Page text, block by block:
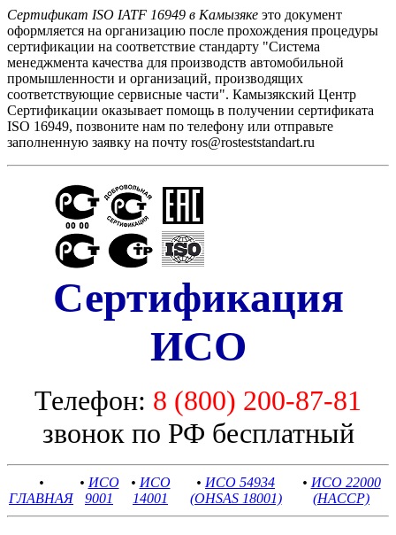
Сертификат ISO IATF 16949 в Камызяке это документ
оформляется на организацию после прохождения процедуры
сертификации на соответствие стандарту "Cистема
менеджмента качества для производств автомобильной
промышленности и организаций, производящих
соответствующие сервисные части". Камызякский Центр
Сертификации оказывает помощь в получении сертификата
ISO 16949, позвоните нам по телефону или отправьте
заполненную заявку на почту ros@rosteststandart.ru
Сертификация
ИСО
Телефон: 8 (800) 200-87-81
звонок по РФ бесплатный
•
ГЛАВНАЯ
• ИСО
9001
• ИСО
14001
• ИСО 54934
(OHSAS 18001)
• ИСО 22000
(HACCP)